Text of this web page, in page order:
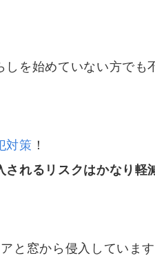
を始めていない方でも
対策 ！
されるリスクはかなり軽
と窓から侵入しています